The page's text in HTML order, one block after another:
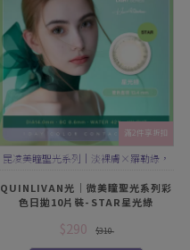
滿2件享折扣
昆凌美瞳聖光系列｜淡裸膚×羅勒綠，
星光花紋點綴，精緻閃耀眼神
QUINLIVAN光｜微美瞳聖光系列彩
色日拋10片裝-STAR星光綠
$290 $310